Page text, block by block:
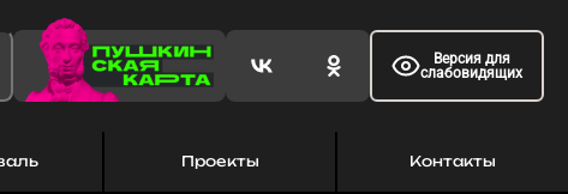
Версия для
слабовидящих
Проекты Контакты